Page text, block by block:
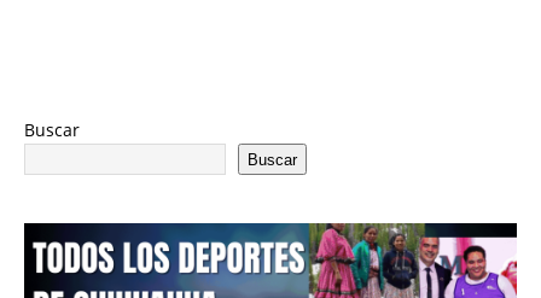
Buscar
Buscar